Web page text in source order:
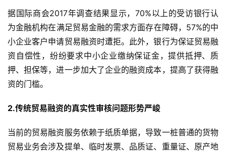
据国际商会2017年调查结果显示，70%以上的受访银行认
为金融机构在满足贸易金融的需求方面存在障碍，57%的中
小企业客户申请贸易融资时遭拒。此外，银行为保证贸易融
资自偿性，纷纷要求中小企业缴纳保证金，提供抵押、质
押、担保等，进一步加大了企业的融资成本，提高了获得融
资的门槛。
2.传统贸易融资的真实性审核问题形势严峻
当前的贸易融资服务依赖于纸质单据，导致一桩普通的货物
贸易业务会涉及提单、临时发票、品质证、重量证、原产地